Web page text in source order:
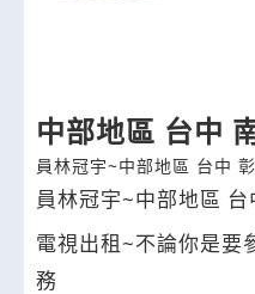
中部地區 台中
員林冠宇~中部地區 台中
員林冠宇~中部地區 台
電視出租 ~不論你是要
務